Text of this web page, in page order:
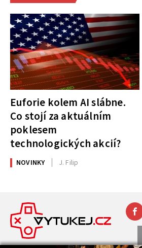
Euforie kolem AI slábne.
Co stojí za aktuálním
poklesem
technologických akcií?
NOVINKY J. Filip